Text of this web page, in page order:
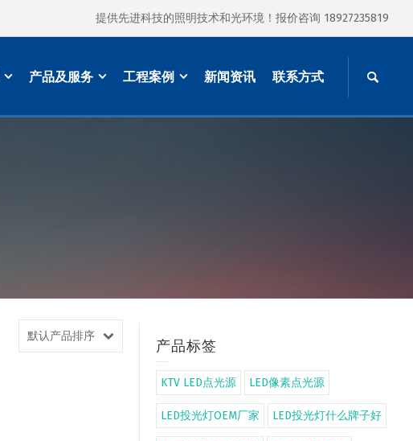
提供先进科技的照明技术和光环境！报价咨询 18927235819
产品及服务 工程案例 新闻资讯 联系方式
默认产品排序
产品标签
KTV LED点光源 LED像素点光源
LED投光灯OEM厂家 LED投光灯什么牌子好